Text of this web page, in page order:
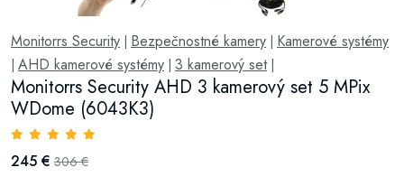
Monitorrs Security Bezpečnostné kamery Kamerové systémy
AHD kamerové systémy 3 kamerový set|
Monitorrs Security AHD 3 kamerový set 5 MPix
WDome (6043K3)
245 € 306 €